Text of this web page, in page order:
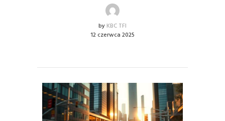
by KBC TFI
12 czerwca 2025